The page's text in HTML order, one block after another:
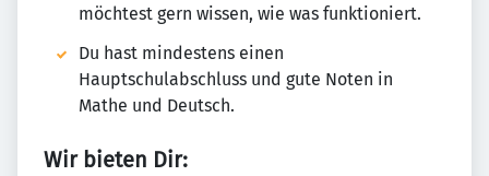
möchtest gern wissen, wie was funktioniert.
Du hast mindestens einen
Hauptschulabschluss und gute Noten in
Mathe und Deutsch.
Wir bieten Dir: